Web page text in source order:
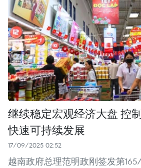
继续稳定宏观经济大盘 控
快速可持续发展
17/09/2025 02:52
越南政府总理范明政刚签发第